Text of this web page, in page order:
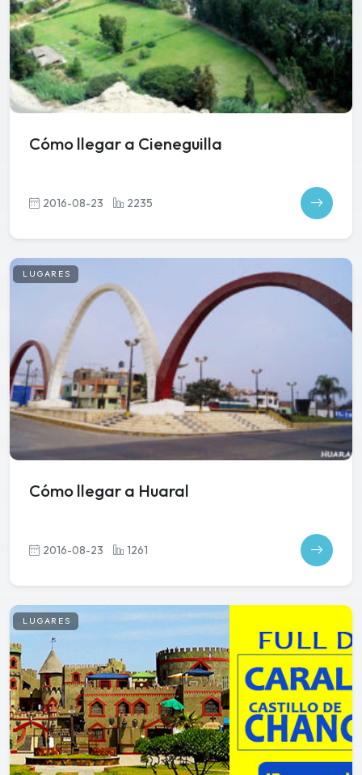
Cómo llegar a Cieneguilla
2016-08-23 2235
LUGARES
Cómo llegar a Huaral
2016-08-23 1261
LUGARES